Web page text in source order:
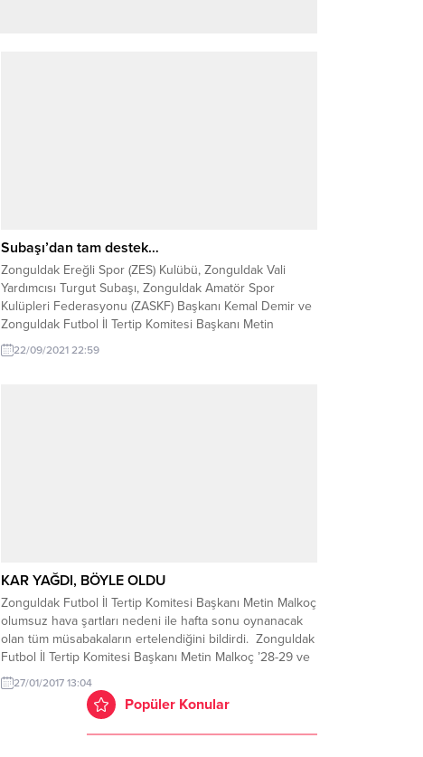
Subaşı’dan tam destek…
Zonguldak Ereğli Spor (ZES) Kulübü, Zonguldak Vali
Yardımcısı Turgut Subaşı, Zonguldak Amatör Spor
Kulüpleri Federasyonu (ZASKF) Başkanı Kemal Demir ve
Zonguldak Futbol İl Tertip Komitesi Başkanı Metin
Malkoç’un misafiri oldu. İlk olarak Zonguldak Vali
Yardımcısı Turgut Subaşı ile görüşen Zonguldak Ereğli
22/09/2021 22:59
KAR YAĞDI, BÖYLE OLDU
Zonguldak Futbol İl Tertip Komitesi Başkanı Metin Malkoç
olumsuz hava şartları nedeni ile hafta sonu oynanacak
olan tüm müsabakaların ertelendiğini bildirdi. Zonguldak
Futbol İl Tertip Komitesi Başkanı Metin Malkoç ’28-29 ve
30 Ocak günü oynanacak olan tüm müsabakalar
ertelenmiştir. Ancak 1 Şubat (Çarşamba) günü oynanması
gereken ve etapta yer alan...
27/01/2017 13:04
Popüler Konular